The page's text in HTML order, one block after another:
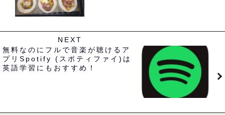
NEXT
無料なのにフルで音楽が聴けるア
プリSpotify (スポティファイ)は
英語学習にもおすすめ！